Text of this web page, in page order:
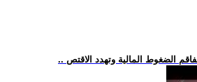
الضغوط المالية وتهدد الاقتص